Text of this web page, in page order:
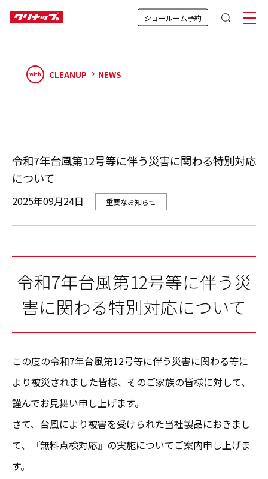
ショールーム予約
with CLEANUP NEWS
令和7年台風第12号等に伴う災害に関わる特別対応
について
2025年09月24日 重要なお知らせ
令和7年台風第12号等に伴う災
害に関わる特別対応について
この度の令和7年台風第12号等に伴う災害に関わる等に
より被災されました皆様、そのご家族の皆様に対して、
謹んでお見舞い申し上げます。
さて、台風により被害を受けられた当社製品におきまし
て、『無料点検対応』の実施についてご案内申し上げま
す。